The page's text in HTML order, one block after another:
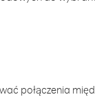
połączenia